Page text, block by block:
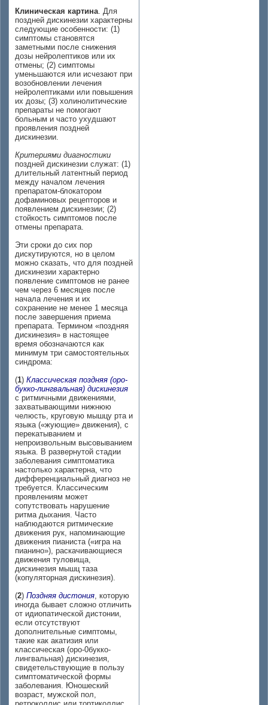
Клиническая картина. Для
поздней дискинезии характерны
следующие особенности: (1)
симптомы становятся
заметными после снижения
дозы нейролептиков или их
отмены; (2) симптомы
уменьшаются или исчезают при
возобновлении лечения
нейролептиками или повышения
их дозы; (3) холинолитические
препараты не помогают
больным и часто ухудшают
проявления поздней
дискинезии.
Критериями диагностики
поздней дискинезии служат: (1)
длительный латентный период
между началом лечения
препаратом-блокатором
дофаминовых рецепторов и
появлением дискинезии; (2)
стойкость симптомов после
отмены препарата.
Эти сроки до сих пор
дискутируются, но в целом
можно сказать, что для поздней
дискинезии характерно
появление симптомов не ранее
чем через 6 месяцев после
начала лечения и их
сохранение не менее 1 месяца
после завершения приема
препарата. Термином «поздняя
дискинезия» в настоящее
время обозначаются как
минимум три самостоятельных
синдрома:
(1) Классическая поздняя (оро-
букко-лингвальная) дискинезия
с ритмичными движениями,
захватывающими нижнюю
челюсть, круговую мышцу рта и
языка («жующие» движения), с
перекатыванием и
непроизвольным высовыванием
языка. В развернутой стадии
заболевания симптоматика
настолько характерна, что
дифференциальный диагноз не
требуется. Классическим
проявлениям может
сопутствовать нарушение
ритма дыхания. Часто
наблюдаются ритмические
движения рук, напоминающие
движения пианиста («игра на
пианино»), раскачивающиеся
движения туловища,
дискинезия мышц таза
(копуляторная дискинезия).
(2) Поздняя дистония, которую
иногда бывает сложно отличить
от идиопатической дистонии,
если отсутствуют
дополнительные симптомы,
такие как акатизия или
классическая (оро-0букко-
лингвальная) дискинезия,
свидетельствующие в пользу
симптоматической формы
заболевания. Юношеский
возраст, мужской пол,